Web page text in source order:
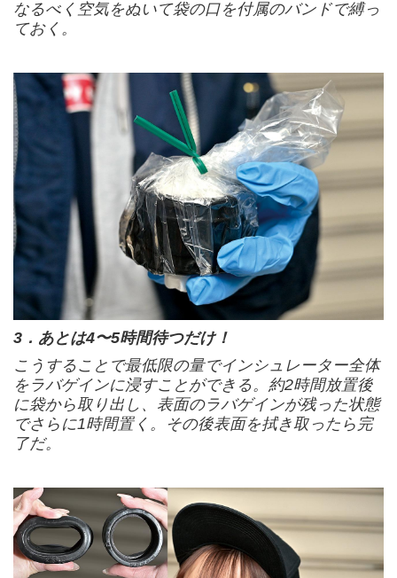
なるべく空気をぬいて袋の口を付属のバンドで縛っ
ておく。
3．あとは4〜5時間待つだけ！
こうすることで最低限の量でインシュレーター全体
をラバゲインに浸すことができる。約2時間放置後
に袋から取り出し、表面のラバゲインが残った状態
でさらに1時間置く。その後表面を拭き取ったら完
了だ。